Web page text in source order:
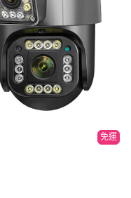
免運